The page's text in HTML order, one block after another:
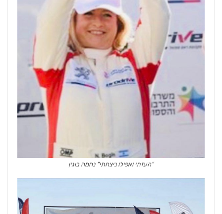
"העזתי ואפילו ניצחתי" נחמה בוגין